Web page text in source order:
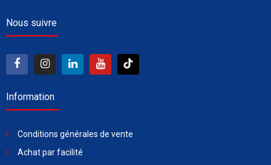
Nous suivre
Information
Conditions générales de vente
Achat par facilité